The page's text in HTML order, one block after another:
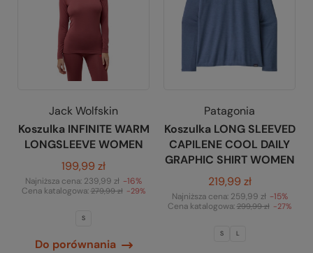
Jack Wolfskin
Koszulka INFINITE WARM
LONGSLEEVE WOMEN
199,99 zł
Najniższa cena: 239,99 zł -16%
Cena katalogowa:279,99 zł -29%
S
Do porównania
Patagonia
Koszulka LONG SLEEVED
CAPILENE COOL DAILY
GRAPHIC SHIRT WOMEN
219,99 zł
Najniższa cena: 259,99 zł -15%
Cena katalogowa:299,99 zł -27%
S L